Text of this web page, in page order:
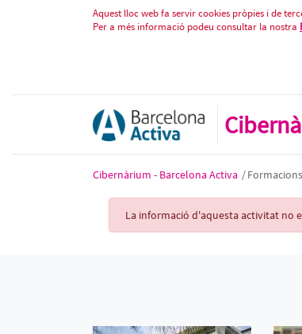
Fitxa ActivitatAquest lloc web fa servir cookies pròpies i de
Per a més informació podeu consultar la nostra
Cibernàrium - Barcelona Activa /Formacions
Activity Record
La informació d'aquesta activitat no